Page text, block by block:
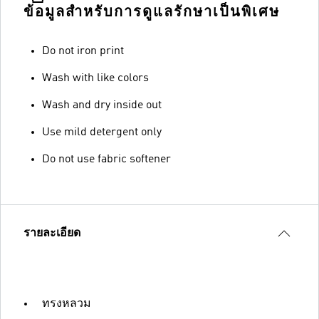
ข้อมูลสำหรับการดูแลรักษาเป็นพิเศษ
Do not iron print
Wash with like colors
Wash and dry inside out
Use mild detergent only
Do not use fabric softener
รายละเอียด
ทรงหลวม